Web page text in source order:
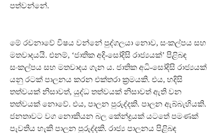
පත්වන්නේ.
මේ රචනාවේ විෂය වන්නේ පුද්ගලයා නොව, සංකල්පය සහ
මතවාදයයි. එනම්, ‘ජාතික අදි-සෝදිසි රාජ්‍යයක්’ පිළිබඳ
සංකල්පය සහ මතවාදය ගැන ය. ජාතික අධි-සෝදිසි රාජ්‍යයක්
යනු රටක් පාලනය කරන එක්තරා ක‍්‍රමයකි. එය, හදිසි
තත්වයක් නිසාවත්, යුද්ධ තත්වයක් නිසාවත් ඇති වන
තත්වයක් නොවේ. එය, පාලන පුරුද්දකි. පාලන ඇබ්බැහියකි.
ජනතාවට වග නොකියන බල කේන්ද්‍රයක් යටතේ පමණක්
පැවතිය හැකි පාලන පුරුද්දකි. රාජ්‍ය පාලනය පිළිබඳ